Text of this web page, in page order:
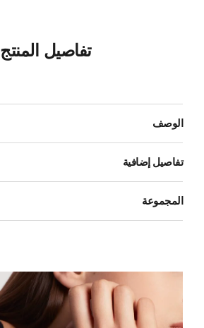
تفاصيل المنتج
الوصف
تفاصيل إضافية
المجموعة